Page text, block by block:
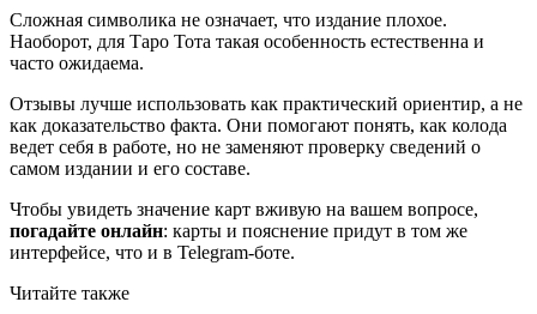
Сложная символика не означает, что издание плохое.
Наоборот, для Таро Тота такая особенность естественна и
часто ожидаема.
Отзывы лучше использовать как практический ориентир, а не
как доказательство факта. Они помогают понять, как колода
ведет себя в работе, но не заменяют проверку сведений о
самом издании и его составе.
Чтобы увидеть значение карт вживую на вашем вопросе,
погадайте онлайн: карты и пояснение придут в том же
интерфейсе, что и в Telegram-боте.
Читайте также